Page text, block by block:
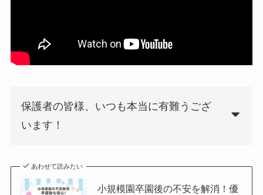
保護者の皆様、いつも本当に有難うござ
います！
あわせて読みたい
小規模園卒園後の不安を解消！優